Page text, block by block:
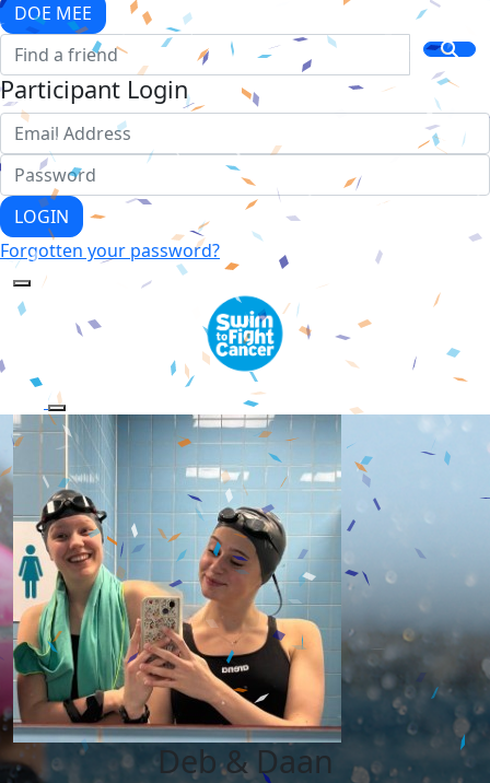
DOE MEE
Participant Login
LOGIN
Forgotten your password?
Deb & Daan